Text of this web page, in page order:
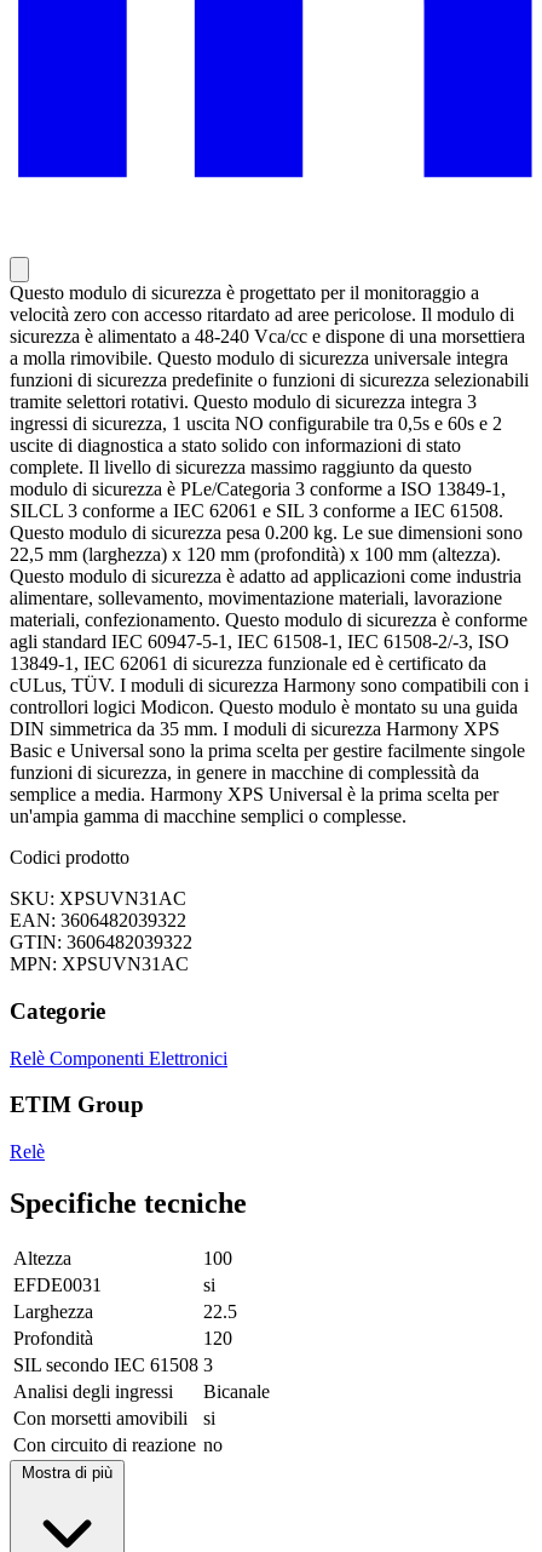
Questo modulo di sicurezza è progettato per il monitoraggio a
velocità zero con accesso ritardato ad aree pericolose. Il modulo di
sicurezza è alimentato a 48-240 Vca/cc e dispone di una morsettiera
a molla rimovibile. Questo modulo di sicurezza universale integra
funzioni di sicurezza predefinite o funzioni di sicurezza selezionabili
tramite selettori rotativi. Questo modulo di sicurezza integra 3
ingressi di sicurezza, 1 uscita NO configurabile tra 0,5s e 60s e 2
uscite di diagnostica a stato solido con informazioni di stato
complete. Il livello di sicurezza massimo raggiunto da questo
modulo di sicurezza è PLe/Categoria 3 conforme a ISO 13849-1,
SILCL 3 conforme a IEC 62061 e SIL 3 conforme a IEC 61508.
Questo modulo di sicurezza pesa 0.200 kg. Le sue dimensioni sono
22,5 mm (larghezza) x 120 mm (profondità) x 100 mm (altezza).
Questo modulo di sicurezza è adatto ad applicazioni come industria
alimentare, sollevamento, movimentazione materiali, lavorazione
materiali, confezionamento. Questo modulo di sicurezza è conforme
agli standard IEC 60947-5-1, IEC 61508-1, IEC 61508-2/-3, ISO
13849-1, IEC 62061 di sicurezza funzionale ed è certificato da
cULus, TÜV. I moduli di sicurezza Harmony sono compatibili con i
controllori logici Modicon. Questo modulo è montato su una guida
DIN simmetrica da 35 mm. I moduli di sicurezza Harmony XPS
Basic e Universal sono la prima scelta per gestire facilmente singole
funzioni di sicurezza, in genere in macchine di complessità da
semplice a media. Harmony XPS Universal è la prima scelta per
un'ampia gamma di macchine semplici o complesse.
Codici prodotto
SKU: XPSUVN31AC
EAN: 3606482039322
GTIN: 3606482039322
MPN: XPSUVN31AC
Categorie
Relè Componenti Elettronici
ETIM Group
Relè
Specifiche tecniche
Altezza
100
EFDE0031
si
Larghezza
22.5
Profondità
120
SIL secondo IEC 61508 3
Analisi degli ingressi
Bicanale
Con morsetti amovibili
si
Con circuito di reazione no
Mostra di più